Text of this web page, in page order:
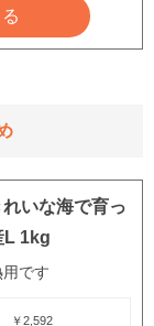
れいな海で育っ
L 1kg
です
￥2,592